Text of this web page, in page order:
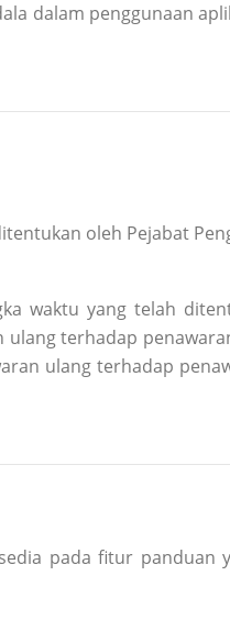
dalam penggunaan
oleh Pejabat
waktu yang telah
ulang terhadap
ulang terhadap
pada fitur panduan